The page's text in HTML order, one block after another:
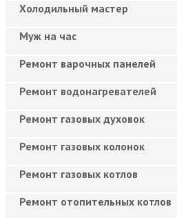
Холодильный мастер
Муж на час
Ремонт варочных панелей
Ремонт водонагревателей
Ремонт газовых духовок
Ремонт газовых колонок
Ремонт газовых котлов
Ремонт отопительных котлов